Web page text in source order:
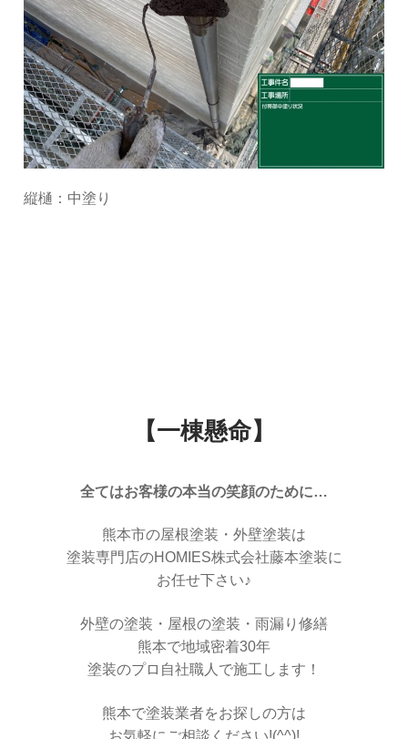
縦樋：中塗り
【一棟懸命】
全てはお客様の本当の笑顔のために…
熊本市の屋根塗装・外壁塗装は
塗装専門店のHOMIES株式会社藤本塗装に
お任せ下さい♪
外壁の塗装・屋根の塗装・雨漏り修繕
熊本で地域密着30年
塗装のプロ自社職人で施工します！
熊本で塗装業者をお探しの方は
お気軽にご相談ください!(^^)!